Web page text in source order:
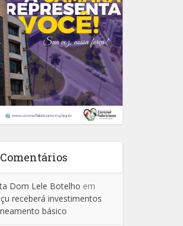
Comentários
Dom Lele Botelho em
receberá investimentos
básico